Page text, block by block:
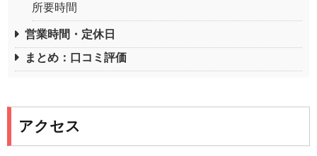
所要時間
営業時間・定休日
まとめ：口コミ評価
アクセス